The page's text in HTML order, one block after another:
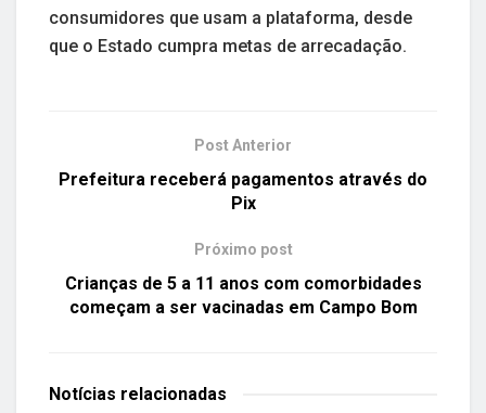
consumidores que usam a plataforma, desde
que o Estado cumpra metas de arrecadação.
Post Anterior
Prefeitura receberá pagamentos através do
Pix
Próximo post
Crianças de 5 a 11 anos com comorbidades
começam a ser vacinadas em Campo Bom
Notícias relacionadas